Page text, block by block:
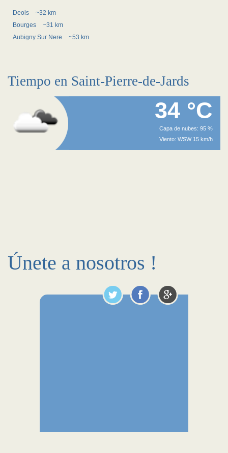
Deols
~32 km
Bourges
~31 km
Aubigny Sur Nere
~53 km
Tiempo en Saint-Pierre-de-Jards
34 °C
Capa de nubes: 95 %
Viento: WSW 15 km/h
Únete a nosotros !